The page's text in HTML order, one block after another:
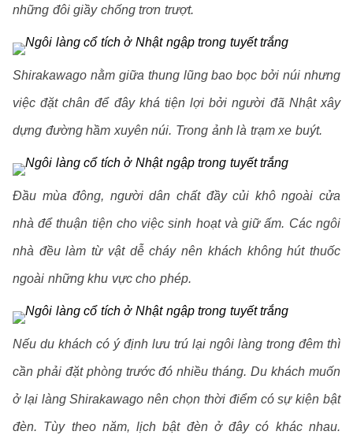
những đôi giầy chống trơn trượt.
Shirakawago nằm giữa thung lũng bao bọc bởi núi nhưng
việc đặt chân để đây khá tiện lợi bởi người đã Nhật xây
dựng đường hầm xuyên núi. Trong ảnh là trạm xe buýt.
Đầu mùa đông, người dân chất đầy củi khô ngoài cửa
nhà để thuận tiện cho việc sinh hoạt và giữ ấm. Các ngôi
nhà đều làm từ vật dễ cháy nên khách không hút thuốc
ngoài những khu vực cho phép.
Nếu du khách có ý định lưu trú lại ngôi làng trong đêm thì
cần phải đặt phòng trước đó nhiều tháng. Du khách muốn
ở lại làng Shirakawago nên chọn thời điểm có sự kiện bật
đèn. Tùy theo năm, lịch bật đèn ở đây có khác nhau.